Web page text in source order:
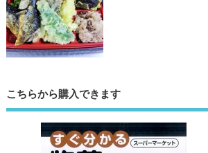
こちらから購入できます